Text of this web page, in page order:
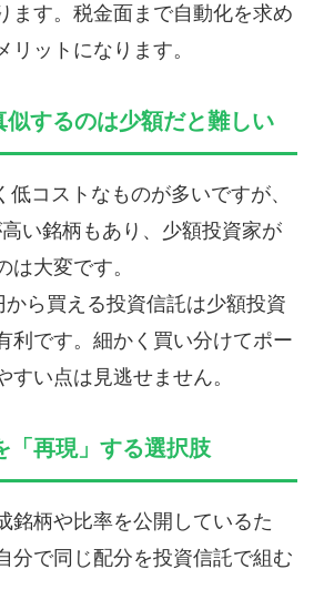
ます。税金面まで自動化を求め
リットになります。
似するのは少額だと難しい
コストなものが多いですが、
い銘柄もあり、少額投資家が
大変です。
ら買える投資信託は少額投資
利です。細かく買い分けてポー
すい点は見逃せません。
「再現」する選択肢
銘柄や比率を公開しているた
分で同じ配分を投資信託で組む